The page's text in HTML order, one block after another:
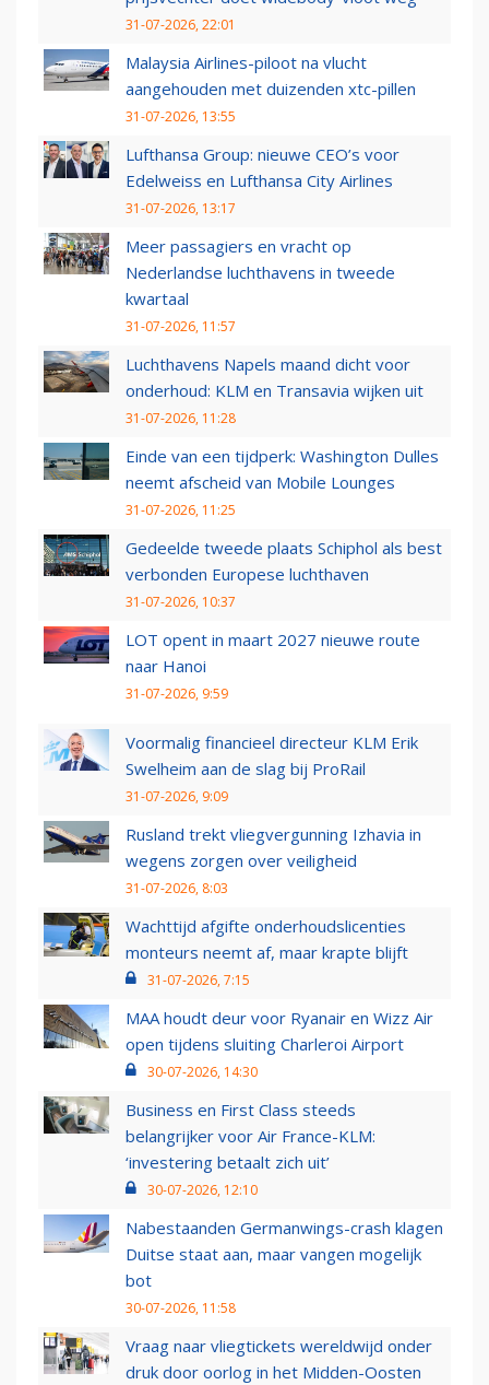
31-07-2026, 22:01
Malaysia Airlines-piloot na vlucht
aangehouden met duizenden xtc-pillen
31-07-2026, 13:55
Lufthansa Group: nieuwe CEO’s voor
Edelweiss en Lufthansa City Airlines
31-07-2026, 13:17
Meer passagiers en vracht op
Nederlandse luchthavens in tweede
kwartaal
31-07-2026, 11:57
Luchthavens Napels maand dicht voor
onderhoud: KLM en Transavia wijken uit
31-07-2026, 11:28
Einde van een tijdperk: Washington Dulles
neemt afscheid van Mobile Lounges
31-07-2026, 11:25
Gedeelde tweede plaats Schiphol als best
verbonden Europese luchthaven
31-07-2026, 10:37
LOT opent in maart 2027 nieuwe route
naar Hanoi
31-07-2026, 9:59
Voormalig financieel directeur KLM Erik
Swelheim aan de slag bij ProRail
31-07-2026, 9:09
Rusland trekt vliegvergunning Izhavia in
wegens zorgen over veiligheid
31-07-2026, 8:03
Wachttijd afgifte onderhoudslicenties
monteurs neemt af, maar krapte blijft
31-07-2026, 7:15
MAA houdt deur voor Ryanair en Wizz Air
open tijdens sluiting Charleroi Airport
30-07-2026, 14:30
Business en First Class steeds
belangrijker voor Air France-KLM:
‘investering betaalt zich uit’
30-07-2026, 12:10
Nabestaanden Germanwings-crash klagen
Duitse staat aan, maar vangen mogelijk
bot
30-07-2026, 11:58
Vraag naar vliegtickets wereldwijd onder
druk door oorlog in het Midden-Oosten